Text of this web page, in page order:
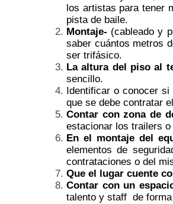
los artistas para tener
pista de baile.
Montaje- (cableado y
saber cuántos metros
ser trifásico.
La altura del piso al
sencillo.
Identificar o conocer si
que se debe contratar
Contar con zona de
estacionar los trailers
En el montaje del
elementos de
contrataciones o del
Que el lugar cuente
Contar con un
talento y staff de